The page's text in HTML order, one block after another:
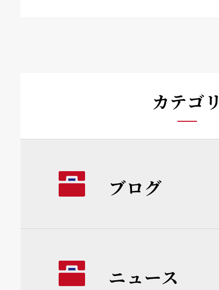
カテゴ
ブログ
ニュース